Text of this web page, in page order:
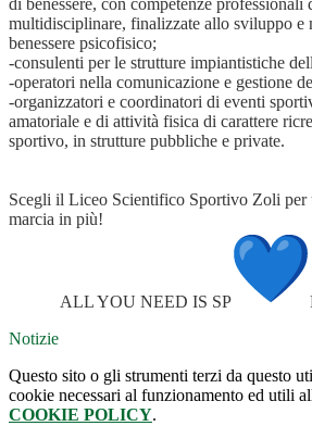
di benessere, con competenze professionali
multidisciplinare, finalizzate allo sviluppo e
benessere psicofisico;
-consulenti per le strutture impiantistiche
-operatori nella comunicazione e gestione
-organizzatori e coordinatori di eventi
amatoriale e di attività fisica di carattere
sportivo, in strutture pubbliche e private.
Scegli il Liceo Scientifico Sportivo Zoli per
marcia in più!
ALL YOU NEED IS SP
Notizie
Questo sito o gli strumenti terzi da questo
cookie necessari al funzionamento ed utili
COOKIE POLICY.